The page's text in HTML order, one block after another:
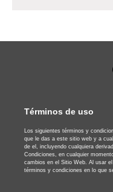
Términos de uso
Los siguientes términos y
que le das a este sitio web y a
de el, incluyendo cualquiera
Condiciones, en cualquier
cambios en el Sitio Web. Al usar
términos y condiciones en lo que